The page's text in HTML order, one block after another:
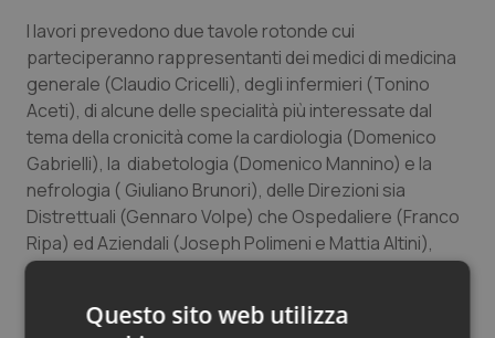
Tumore al seno
Tumore ovarico
Tumori del Polmone & Testa Collo
Tumori gastrointestinali
Vaccini
I lavori prevedono due tavole rotonde cui
parteciperanno rappresentanti dei medici di medicina
generale (Claudio Cricelli), degli infermieri (Tonino
Aceti), di alcune delle specialità più interessate dal
tema della cronicità come la cardiologia (Domenico
Gabrielli), la diabetologia (Domenico Mannino) e la
nefrologia ( Giuliano Brunori), delle Direzioni sia
Distrettuali (Gennaro Volpe) che Ospedaliere (Franco
Ripa) ed Aziendali (Joseph Polimeni e Mattia Altini),
degli stakeholder (Roberto Messina di Senior Italia
(Andrea Silenzi).
Questo sito web utilizza